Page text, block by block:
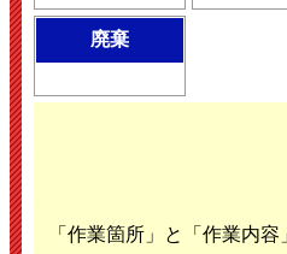
廃棄
「作業箇所」と「作業内